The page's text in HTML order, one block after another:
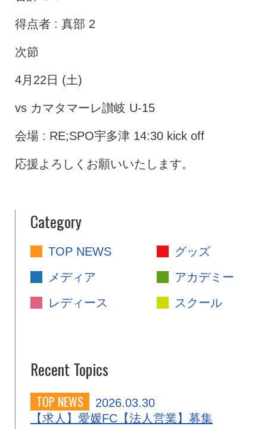
得点者 : 真部 2
次節
4月22日 (土)
vs カマタマーレ讃岐 U-15
会場 : RE;SPO宇多津 14:30 kick off
応援よろしくお願いいたします。
Category
TOP NEWS
グッズ
メディア
アカデミー
レディース
スクール
Recent Topics
TOP NEWS
2026.03.30
【求人】愛媛FC【法人営業】募集